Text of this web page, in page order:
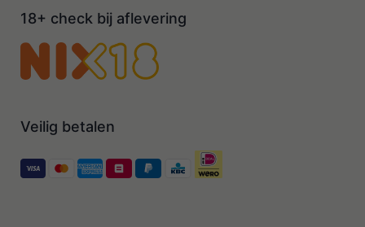
18+ check bij aflevering
Veilig betalen